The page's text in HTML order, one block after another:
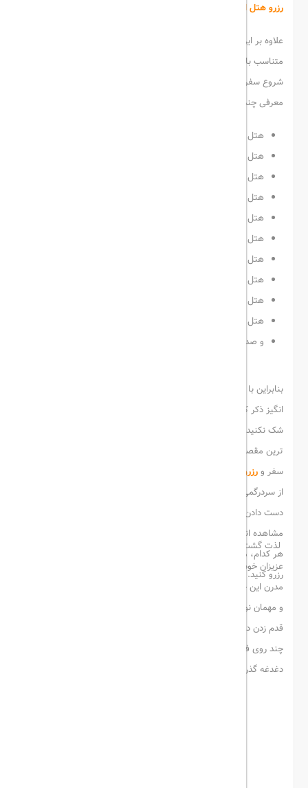
رزرو هتل ارزان قشم با
متناسب با هر بودجه ای، شما را در روند انتخاب
شروع سفری راحت در کنار بهترین های زندگی خود، همراهی میکند. به
معرفی چند نمونه
هتل ریحان قشم
هتل آرمان قشم
هتل ژئو پارک قشم
هتل سینگو قشم
هتل شهریار قشم
هتل بهشت قشم
هتل رویال قشم
هتل پرشین گلف قشم
هتل سما قشم
هتل شمس قشم
و صدها هتل دیگر قابل مشاهده و رزرو در hotel rate
بنابراین با توجه به اطلاعات مختصری که از این دنیای جاذبه و حیرت
انگیز ذکر کردیم، نوبت آن رسیده است که برای انتخاب مقصد سفر خود
شک نکنید و این جزیره زیبا و منحصر به فرد را به عنوان بهترین و جذاب
ترین مقصد انتخاب کنید و هیچگونه نگرانی بابت فراهم کردن مقدمات
سفر ورزرو هتل قشم
از سردرگمی نجات دهد و با هر سلیقه و بودجه ای می توانید بدون از
مشاهده انواع هتل های قشم، با امکانات متنوع و مشاهده ی عکس
هر کدام، مطابق با سلیقه و هزینه ای که در نظر گرفته اید،
رزرو کنید.
لذت گشت و گذار در جای جای قشم و سفری شیرین را همراه خانواده و
عزیزان خود تجربه کنید و شاهد تک تک جاذبه های تاریخی و طبیعی و
مدرن این جزیره ی زیبا باشید و سادگی و صفای زندگی مردمان خونگرم
و مهمان نواز این شهر را از نزدیک نظاره گر باشید. آرامش این جزیره را با
قدم زدن در کنار ساحل در شب هایی رویایی، با تمام وجود لمس کنید و
چند روی فارغ از تمام مشغله های روزمره ی همیشگی، آرام و بی
دغدغه گذران عمر کنید و برای تمام عمر خود خاطره سازی کنید.